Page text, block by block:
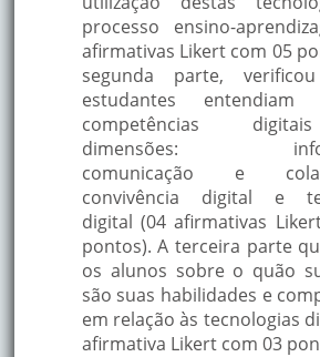
processo ensino-
afirmativas Likert com 05
segunda parte,
estudantes
competências
dimensões:
comunicação e
convivência digital e
digital (04 afirmativas
pontos). A terceira parte
os alunos sobre o quão
são suas habilidades e
em relação às tecnologias
afirmativa Likert com 03